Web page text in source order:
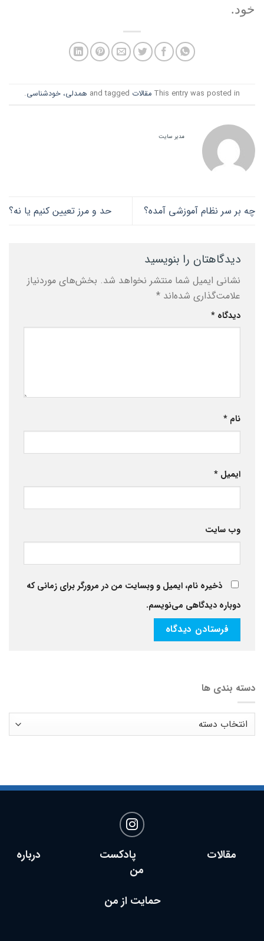
خود.
This entry was posted in مقالات همدلی، خودشناسی.
مدیر سایت
چه بر سر نظام آموزشی آمده؟ حد و مرز تعیین کنیم یا نه؟
دیدگاهتان را بنویسید
نشانی ایمیل شما منتشر نخواهد شد. بخش‌های موردنیاز
علامت‌گذاری شده‌اند *
دیدگاه *
نام *
ایمیل *
وب‌ سایت
ذخیره نام، ایمیل و وبسایت من در مرورگر برای زمانی که
دوباره دیدگاهی می‌نویسم.
دسته بندی ها
دسته
بندی
مقالات پادکست
درباره
من
حمایت از من